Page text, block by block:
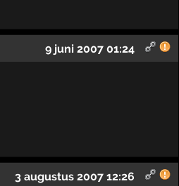
9 juni 2007 01:24
3 augustus 2007 12:26